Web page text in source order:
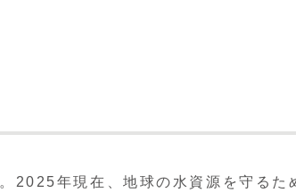
2025年現在、地球の水資源を守るた